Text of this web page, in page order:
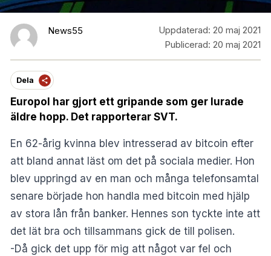
News55 Uppdaterad: 20 maj 2021
Publicerad: 20 maj 2021
Dela
Europol har gjort ett gripande som ger lurade
äldre hopp. Det rapporterar SVT.
En 62-årig kvinna blev intresserad av bitcoin efter
att bland annat läst om det på sociala medier. Hon
blev uppringd av en man och många telefonsamtal
senare började hon handla med bitcoin med hjälp
av stora lån från banker. Hennes son tyckte inte att
det lät bra och tillsammans gick de till polisen.
-Då gick det upp för mig att något var fel och